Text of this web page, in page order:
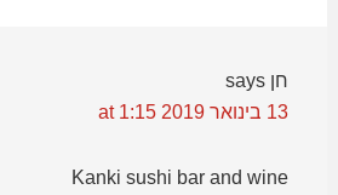
חן says
13 בינואר 2019 at 1:15
Kanki sushi bar and wine